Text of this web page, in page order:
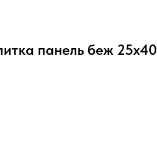
панель беж 25х40